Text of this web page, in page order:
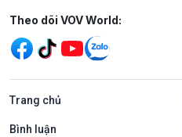
Mạng xã hội
Theo dõi VOV World:
Trang chủ
Bình luận